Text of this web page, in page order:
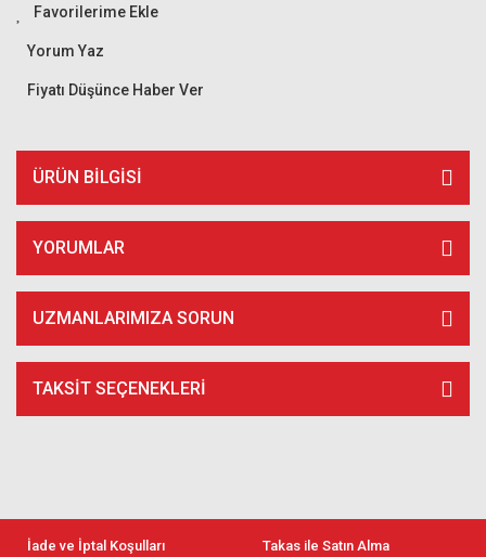
Yorum Yaz
Fiyatı Düşünce Haber Ver
ÜRÜN BILGISI
YORUMLAR
UZMANLARIMIZA SORUN
TAKSIT SEÇENEKLERI
İade ve İptal Koşulları Takas ile Satın Alma